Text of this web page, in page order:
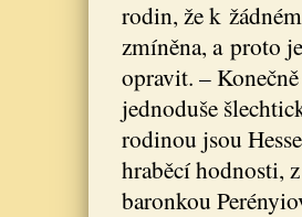
rodin, že k
zmíněna, a proto
opravit. –
jednoduše
rodinou jsou
hraběcí hodnosti,
baronkou